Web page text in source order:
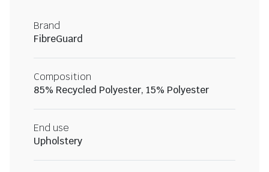
Brand
FibreGuard
Composition
85% Recycled Polyester, 15% Polyester
End use
Upholstery